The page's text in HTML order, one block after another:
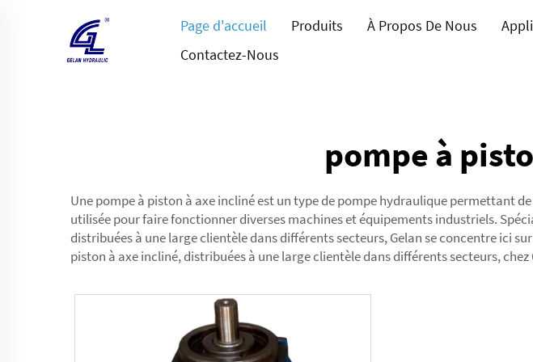
Page d'accueil Produits À Propos De Nous
Contactez-Nous
pompe à
Une pompe à piston à axe incliné est un type de pompe hydraulique permettant
utilisée pour faire fonctionner diverses machines et équipements industriels.
distribuées à une large clientèle dans différents secteurs, Gelan se concentre ici
piston à axe incliné, distribuées à une large clientèle dans différents secteurs,